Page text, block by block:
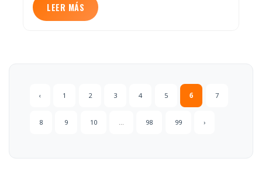
LEER MÁS
‹ 1 2 3 4 5 6 7
8 9 10 98 99 ›